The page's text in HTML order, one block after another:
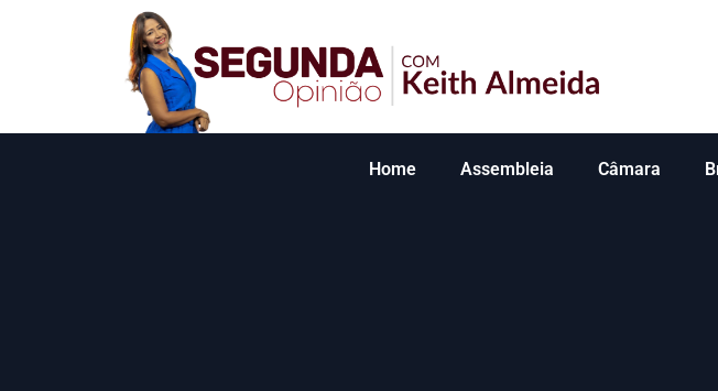
Home Assembleia Câmara